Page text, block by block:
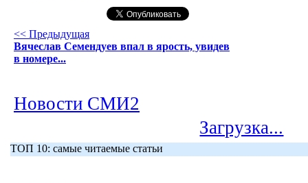
<< Предыдущая
Вячеслав Семендуев впал в ярость, увидев
в номере...
Новости СМИ2
Загрузка...
ТОП 10: самые читаемые статьи